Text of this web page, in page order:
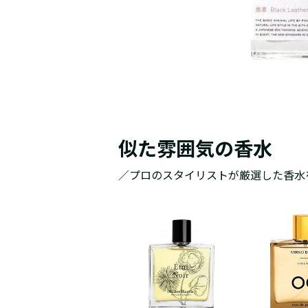
似た雰囲気の香水
／プロのスタイリストが厳選した香